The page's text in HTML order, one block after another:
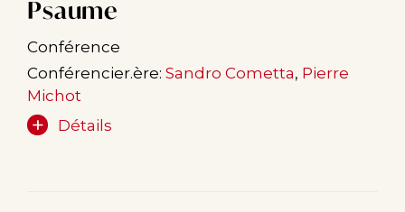
Psaume
Conférence
Conférencier.ère: Sandro Cometta, Pierre
Michot
Détails